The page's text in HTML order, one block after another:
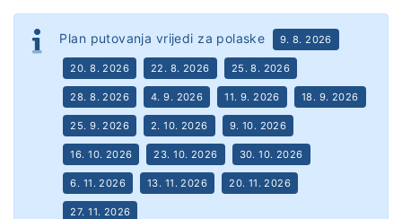
Plan putovanja vrijedi za polaske 9. 8. 2026
20. 8. 2026 22. 8. 2026 25. 8. 2026
28. 8. 2026 4. 9. 2026 11. 9. 2026 18. 9. 2026
25. 9. 2026 2. 10. 2026 9. 10. 2026
16. 10. 2026 23. 10. 2026 30. 10. 2026
6. 11. 2026 13. 11. 2026 20. 11. 2026
27. 11. 2026